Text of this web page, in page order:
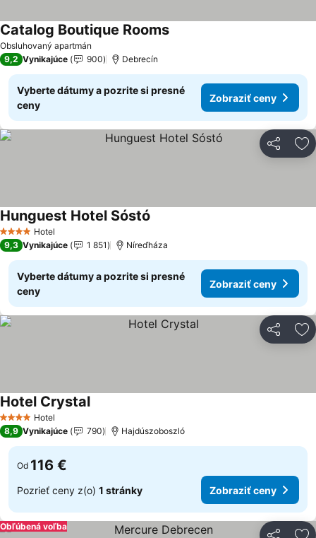
Obsluhovaný apartmán
Catalog Boutique Rooms
9,2 Vynikajúce 900 Debrecín
Vyberte dátumy a pozrite si presné
ceny
Zobraziť ceny
Zdieľať
4 Počet hviezdičiek
Hotel
Hunguest Hotel Sóstó
9,3 Vynikajúce 1 851 Níreďháza
Vyberte dátumy a pozrite si presné
ceny
Zobraziť ceny
Zdieľať
4 Počet hviezdičiek
Hotel
Hotel Crystal
8,9 Vynikajúce 790 Hajdúszoboszló
Od 116 €
Pozrieť ceny z(o) 1 stránky Zobraziť ceny
Obľúbená voľba